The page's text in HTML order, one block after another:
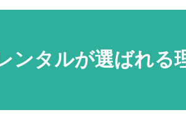
ンタルが選ばれる